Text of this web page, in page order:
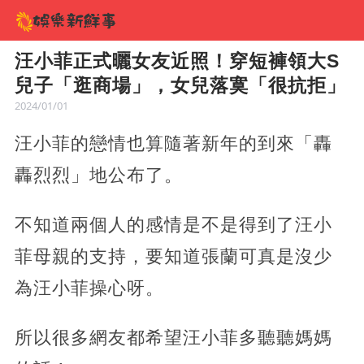
汪小菲正式曬女友近照！穿短褲領大S
兒子「逛商場」，女兒落寞「很抗拒」
2024/01/01
汪小菲的戀情也算隨著新年的到來「轟
轟烈烈」地公布了。
不知道兩個人的感情是不是得到了汪小
菲母親的支持，要知道張蘭可真是沒少
為汪小菲操心呀。
所以很多網友都希望汪小菲多聽聽媽媽